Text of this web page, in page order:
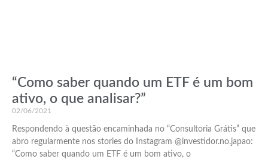
“Como saber quando um ETF é um bom
ativo, o que analisar?”
02/06/2021
Respondendo à questão encaminhada no “Consultoria Grátis” que
abro regularmente nos stories do Instagram @investidor.no.japao:
“Como saber quando um ETF é um bom ativo, o